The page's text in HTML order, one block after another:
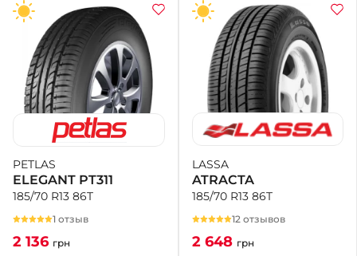
PETLAS
ELEGANT PT311
185/70 R13 86T
1 отзыв
2 136 грн
LASSA
ATRACTA
185/70 R13 86T
12 отзывов
2 648 грн